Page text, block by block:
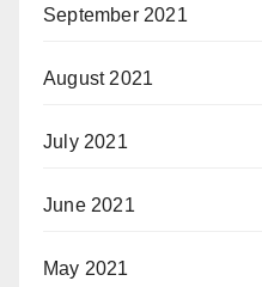
September 2021
August 2021
July 2021
June 2021
May 2021